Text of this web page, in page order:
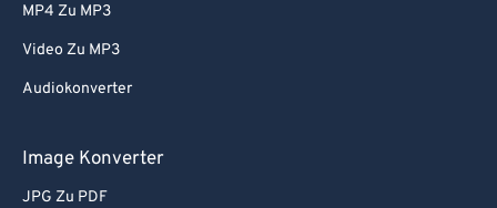
MP4 Zu MP3
Video Zu MP3
Audiokonverter
Image Konverter
JPG Zu PDF